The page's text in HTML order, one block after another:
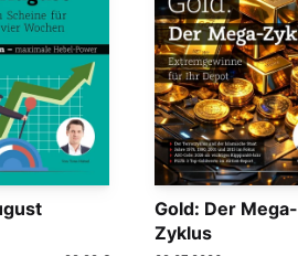
Gold: Der Mega-
Zyklus